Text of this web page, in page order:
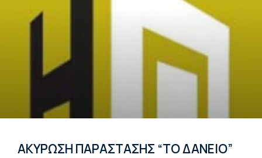
ΑΚΥΡΩΣΗ ΠΑΡΑΣΤΑΣΗΣ “ΤΟ ΔΑΝΕΙΟ”